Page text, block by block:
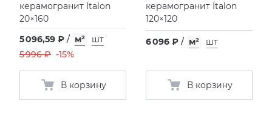
керамогранит Italon
20×160
5 096,59 ₽ / м²
шт
5 996 ₽ -15%
В корзину
керамогранит Italon
120×120
6 096 ₽ / м² шт
В корзину